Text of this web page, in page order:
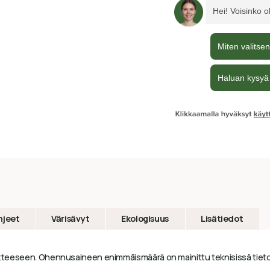
Värisävyt Ekologisuus Lisätiedot
Ohennusaineen enimmäismäärä on mainittu teknisissä